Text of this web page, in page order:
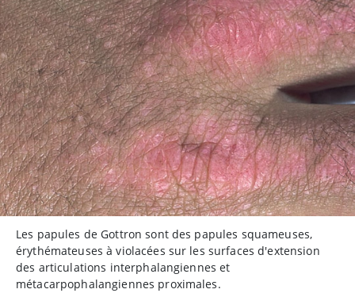
Les papules de Gottron sont des papules squameuses,
érythémateuses à violacées sur les surfaces d'extension
des articulations interphalangiennes et
métacarpophalangiennes proximales.